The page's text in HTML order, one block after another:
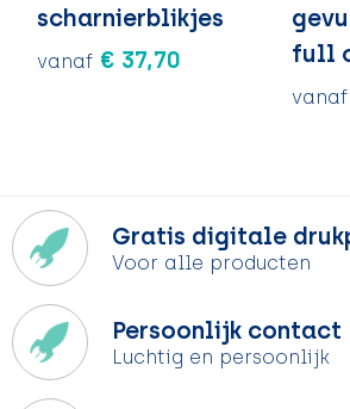
scharnierblikjes
vanaf € 37,70
full
vanaf
Gratis digitale
Voor alle producten
Persoonlijk contact
Luchtig en persoonlijk